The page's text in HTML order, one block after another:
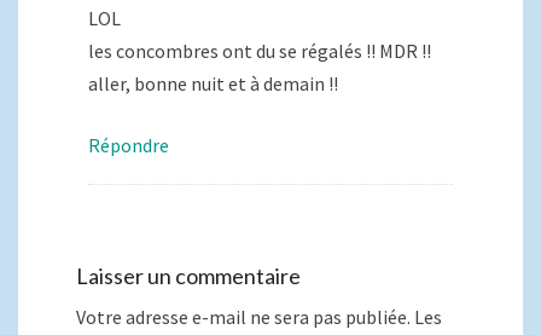
LOL
les concombres ont du se régalés !! MDR !!
aller, bonne nuit et à demain !!
Répondre
Laisser un commentaire
Votre adresse e-mail ne sera pas publiée. Les